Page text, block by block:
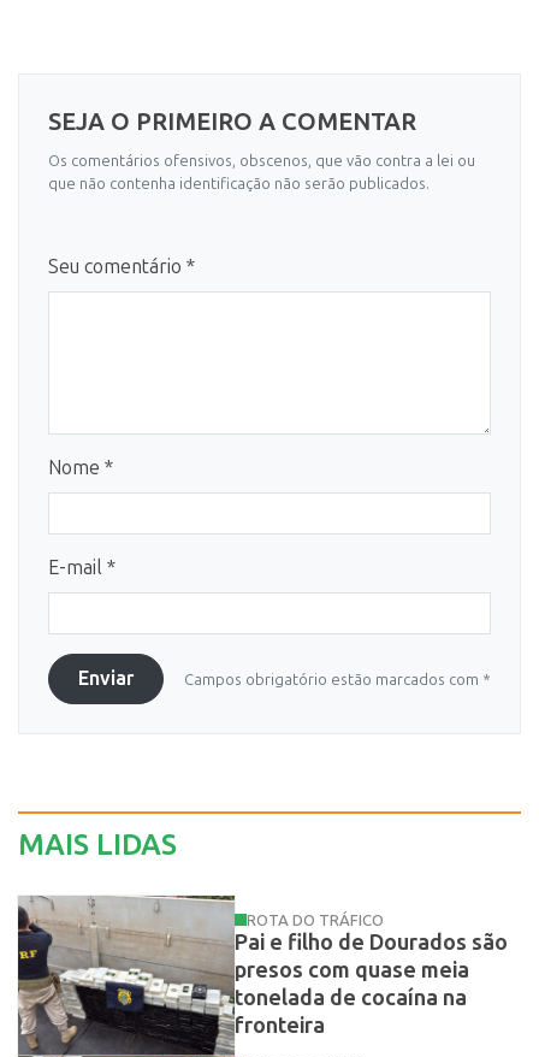
SEJA O PRIMEIRO A COMENTAR
Os comentários ofensivos, obscenos, que vão contra a lei ou
que não contenha identificação não serão publicados.
Seu comentário *
Nome *
E-mail *
Enviar Campos obrigatório estão marcados com *
MAIS LIDAS
ROTA DO TRÁFICO
Pai e filho de Dourados são
presos com quase meia
tonelada de cocaína na
fronteira